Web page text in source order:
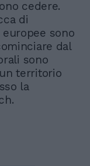
cedere.
di
sono
dal
sono
territorio
la